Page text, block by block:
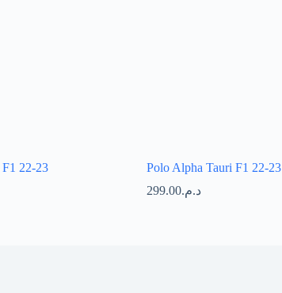
F1 22-23
Polo Alpha Tauri F1 22-23
د.م.299.00